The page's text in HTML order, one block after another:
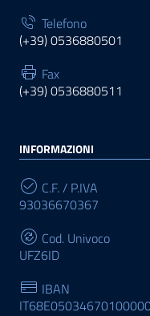
Telefono
(+39) 0536880501
Fax
(+39) 0536880511
INFORMAZIONI
C.F. / P.IVA
93036670367
Cod. Univoco
UFZ6ID
IBAN